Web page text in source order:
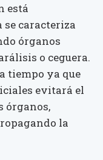
está
se caracteriza
órganos
o ceguera.
tiempo ya que
evitará el
órganos,
la